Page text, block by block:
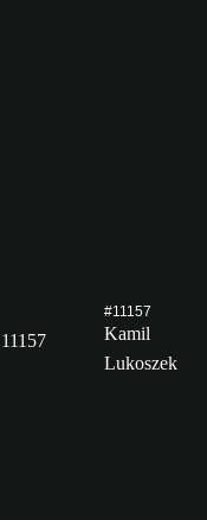
11157
#11157
Kamil
Lukoszek